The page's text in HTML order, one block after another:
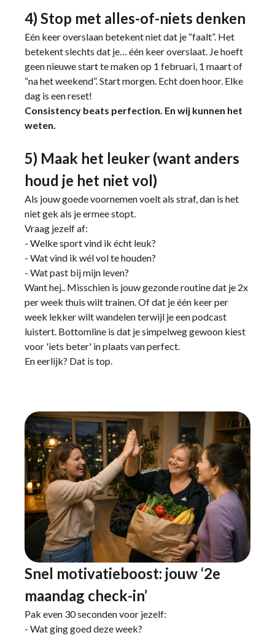
4) Stop met alles-of-niets denken
Eén keer overslaan betekent niet dat je “faalt”. Het
betekent slechts dat je… één keer overslaat. Je hoeft
geen nieuwe start te maken op 1 februari, 1 maart of
“na het weekend”. Start morgen. Echt doen hoor. Elke
dag is een reset!
Consistency beats perfection. En wij kunnen het
weten.
5) Maak het leuker (want anders
houd je het niet vol)
Als jouw goede voornemen voelt als straf, dan is het
niet gek als je ermee stopt.
Vraag jezelf af:
- Welke sport vind ik écht leuk?
- Wat vind ik wél vol te houden?
- Wat past bij mijn leven?
Want hej.. Misschien is jouw gezonde routine dat je 2x
per week thuis wilt trainen. Of dat je één keer per
week lekker wilt wandelen terwijl je een podcast
luistert. Bottomline is dat je simpelweg gewoon kiest
voor 'iets beter' in plaats van perfect.
En eerlijk? Dat is top.
Snel motivatieboost: jouw ‘2e
maandag check-in’
Pak even 30 seconden voor jezelf:
- Wat ging goed deze week?